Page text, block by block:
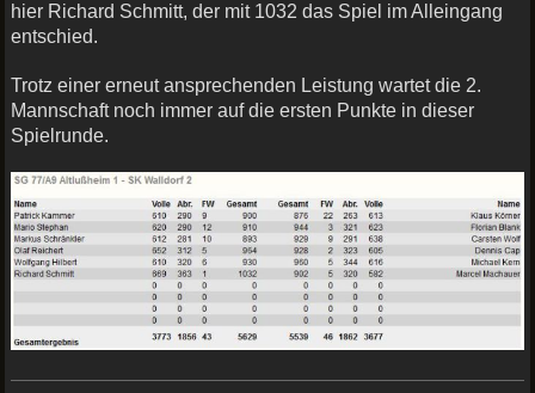
hier Richard Schmitt, der mit 1032 das Spiel im Alleingang
entschied.
Trotz einer erneut ansprechenden Leistung wartet die 2.
Mannschaft noch immer auf die ersten Punkte in dieser
Spielrunde.